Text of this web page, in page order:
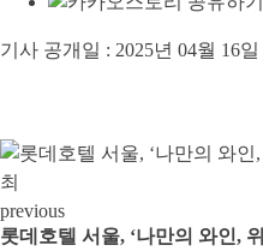
기사 공개일 : 2025년 04월 16일
previous
롯데호텔 서울, ‘나만의 와인,